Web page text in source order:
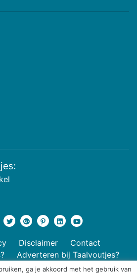
Disclaimer
Contact
Adverteren bij Taalvoutjes?
ga je akkoord met het gebruik van